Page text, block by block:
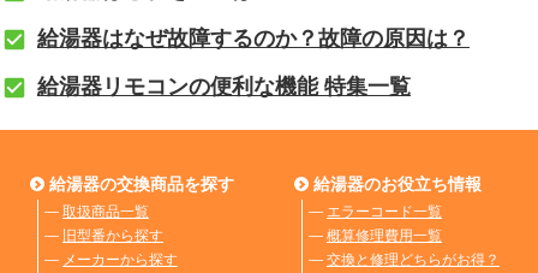
給湯器はなぜ故障するのか？故障の原因は？
給湯器リモコンの便利な機能 特集一覧
給湯器の交換商品を探す
― 取扱商品一覧
― 旧型番から探す
― メーカーから探す
給湯器のお役立ち情報
― エラーコード一覧
― 概算修理費用一覧
― 交換と修理どちらがお得？